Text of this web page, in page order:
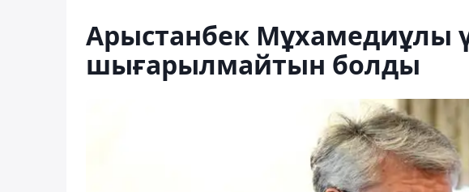
Арыстанбек Мұхамедиұлы
шығарылмайтын болды